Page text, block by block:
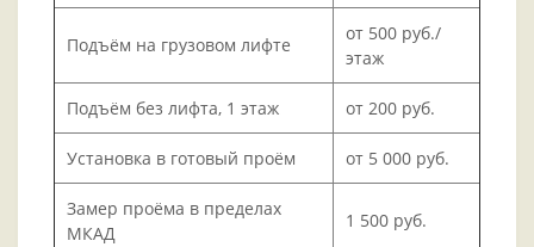
Подъём на грузовом лифте
от 500 руб./
этаж
Подъём без лифта, 1 этаж от 200 руб.
Установка в готовый проём от 5 000 руб.
Замер проёма в пределах
МКАД
1 500 руб.